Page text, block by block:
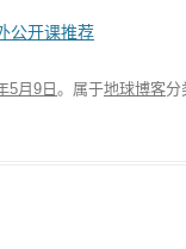
公开课推荐
5月9日 。属于地球博客分